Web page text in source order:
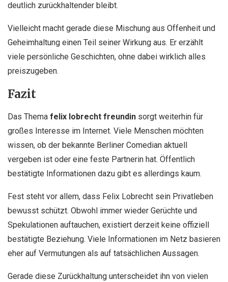
deutlich zurückhaltender bleibt.
Vielleicht macht gerade diese Mischung aus Offenheit und
Geheimhaltung einen Teil seiner Wirkung aus. Er erzählt
viele persönliche Geschichten, ohne dabei wirklich alles
preiszugeben.
Fazit
Das Thema felix lobrecht freundin sorgt weiterhin für
großes Interesse im Internet. Viele Menschen möchten
wissen, ob der bekannte Berliner Comedian aktuell
vergeben ist oder eine feste Partnerin hat. Öffentlich
bestätigte Informationen dazu gibt es allerdings kaum.
Fest steht vor allem, dass Felix Lobrecht sein Privatleben
bewusst schützt. Obwohl immer wieder Gerüchte und
Spekulationen auftauchen, existiert derzeit keine offiziell
bestätigte Beziehung. Viele Informationen im Netz basieren
eher auf Vermutungen als auf tatsächlichen Aussagen.
Gerade diese Zurückhaltung unterscheidet ihn von vielen